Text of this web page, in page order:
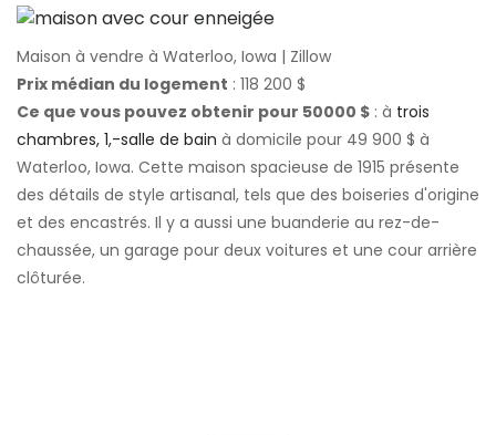
Maison à vendre à Waterloo, Iowa | Zillow
Prix ​​médian du logement : 118 200 $
Ce que vous pouvez obtenir pour 50000 $ : à trois
chambres, 1,-salle de bain à domicile pour 49 900 $ à
Waterloo, Iowa. Cette maison spacieuse de 1915 présente
des détails de style artisanal, tels que des boiseries d'origine
et des encastrés. Il y a aussi une buanderie au rez-de-
chaussée, un garage pour deux voitures et une cour arrière
clôturée.